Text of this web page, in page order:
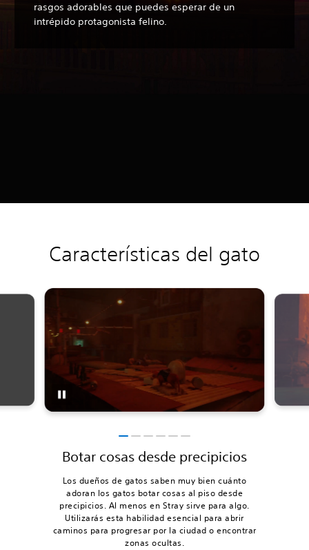
rasgos adorables que puedes esperar de un
intrépido protagonista felino.
Características del gato
Botar cosas desde precipicios
Los dueños de gatos saben muy bien cuánto
adoran los gatos botar cosas al piso desde
precipicios. Al menos en Stray sirve para algo.
Utilizarás esta habilidad esencial para abrir
caminos para progresar por la ciudad o encontrar
zonas ocultas.